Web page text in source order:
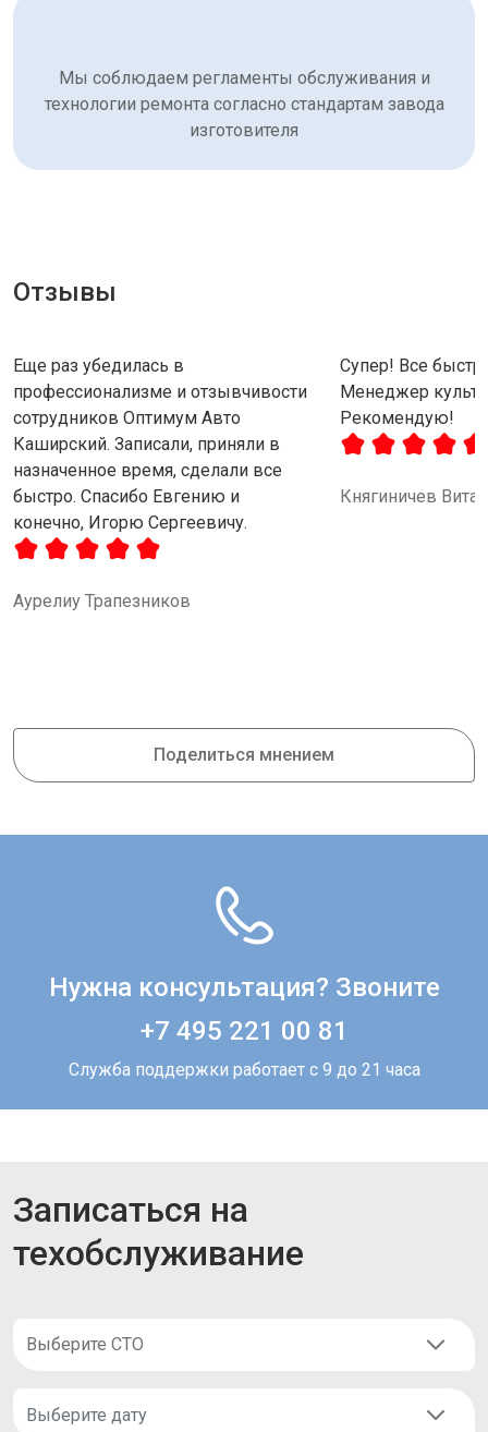
Отзывы
Еще раз убедилась в
профессионализме и отзывчивости
сотрудников Оптимум Авто
Каширский. Записали, приняли в
назначенное время, сделали все
быстро. Спасибо Евгению и
конечно, Игорю Сергеевичу.
Аурелиу Трапезников
Супер! Все
Менеджер
Рекомендую!
Княгиничев
Поделиться мнением
Мы соблюдаем регламенты обслуживания и
технологии ремонта согласно стандартам завода
изготовителя
Нужна консультация? Звоните
+7 495 221 00 81
Служба поддержки работает с 9 до 21 часа
Записаться на
техобслуживание